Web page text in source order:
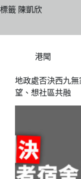
標籤 陳凱欣
港聞
地政處否決西九
望、想社區共融